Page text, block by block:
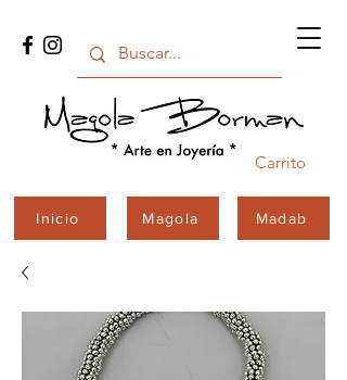
Carrito
Inicio Magola Madab